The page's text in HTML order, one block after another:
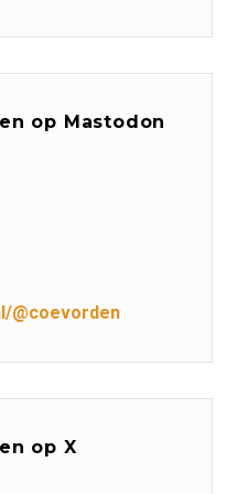
op Mastodon
@coevorden
op X